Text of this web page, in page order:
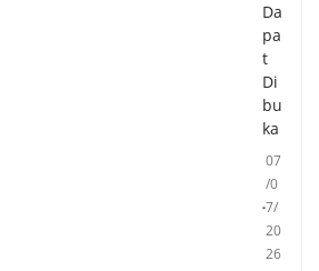
Da
pa
t
Di
bu
ka
07
/0
7/
20
26